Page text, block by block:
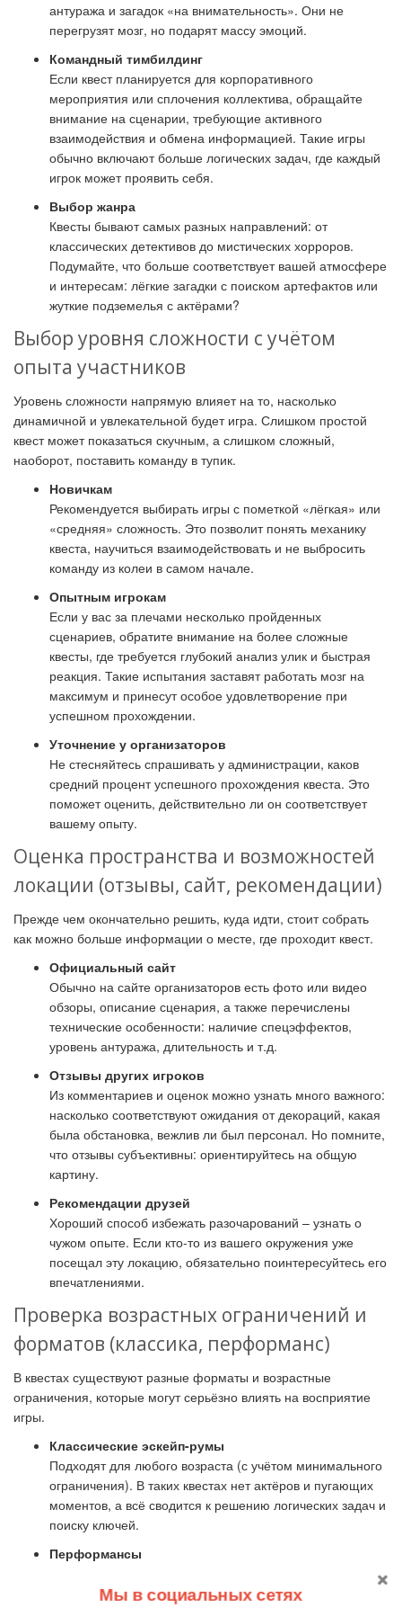
антуража и загадок «на внимательность». Они не
перегрузят мозг, но подарят массу эмоций.
Командный тимбилдинг
Если квест планируется для корпоративного
мероприятия или сплочения коллектива, обращайте
внимание на сценарии, требующие активного
взаимодействия и обмена информацией. Такие игры
обычно включают больше логических задач, где каждый
игрок может проявить себя.
Выбор жанра
Квесты бывают самых разных направлений: от
классических детективов до мистических хорроров.
Подумайте, что больше соответствует вашей атмосфере
и интересам: лёгкие загадки с поиском артефактов или
жуткие подземелья с актёрами?
Выбор уровня сложности с учётом
опыта участников
Уровень сложности напрямую влияет на то, насколько
динамичной и увлекательной будет игра. Слишком простой
квест может показаться скучным, а слишком сложный,
наоборот, поставить команду в тупик.
Новичкам
Рекомендуется выбирать игры с пометкой «лёгкая» или
«средняя» сложность. Это позволит понять механику
квеста, научиться взаимодействовать и не выбросить
команду из колеи в самом начале.
Опытным игрокам
Если у вас за плечами несколько пройденных
сценариев, обратите внимание на более сложные
квесты, где требуется глубокий анализ улик и быстрая
реакция. Такие испытания заставят работать мозг на
максимум и принесут особое удовлетворение при
успешном прохождении.
Уточнение у организаторов
Не стесняйтесь спрашивать у администрации, каков
средний процент успешного прохождения квеста. Это
поможет оценить, действительно ли он соответствует
вашему опыту.
Оценка пространства и возможностей
локации (отзывы, сайт, рекомендации)
Прежде чем окончательно решить, куда идти, стоит собрать
как можно больше информации о месте, где проходит квест.
Официальный сайт
Обычно на сайте организаторов есть фото или видео
обзоры, описание сценария, а также перечислены
технические особенности: наличие спецэффектов,
уровень антуража, длительность и т.д.
Отзывы других игроков
Из комментариев и оценок можно узнать много важного:
насколько соответствуют ожидания от декораций, какая
была обстановка, вежлив ли был персонал. Но помните,
что отзывы субъективны: ориентируйтесь на общую
картину.
Рекомендации друзей
Хороший способ избежать разочарований – узнать о
чужом опыте. Если кто-то из вашего окружения уже
посещал эту локацию, обязательно поинтересуйтесь его
впечатлениями.
Проверка возрастных ограничений и
форматов (классика, перформанс)
В квестах существуют разные форматы и возрастные
ограничения, которые могут серьёзно влиять на восприятие
игры.
Классические эскейп-румы
Подходят для любого возраста (с учётом минимального
ограничения). В таких квестах нет актёров и пугающих
моментов, а всё сводится к решению логических задач и
поиску ключей.
Перформансы
элементы, могут иметь строгие возрастные ограничения
Мы в социальных сетях